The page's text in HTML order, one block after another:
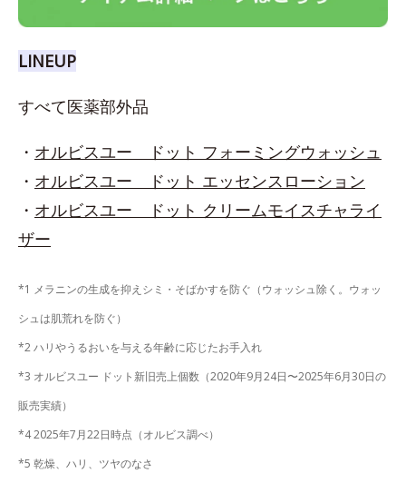
LINEUP
すべて医薬部外品
・ オルビスユー ドット フォーミングウォッシュ
・ オルビスユー ドット エッセンスローション
・ オルビスユー ドット クリームモイスチャライ
ザー
*1 メラニンの生成を抑えシミ・そばかすを防ぐ（ウォッシュ除く。ウォッ
シュは肌荒れを防ぐ）
*2 ハリやうるおいを与える年齢に応じたお手入れ
*3 オルビスユー ドット新旧売上個数（2020年9月24日〜2025年6月30日の
販売実績）
*4 2025年7月22日時点（オルビス調べ）
*5 乾燥、ハリ、ツヤのなさ